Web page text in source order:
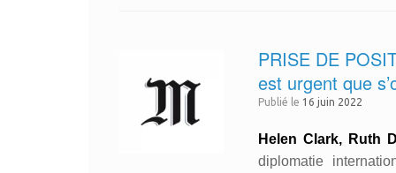
PRISE DE
est urgent que
Publié le 16 juin 2022
Helen Clark, Ruth
diplomatie